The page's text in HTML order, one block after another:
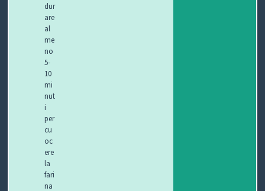
dur
are
al
me
no
5-
10
mi
nut
i
per
cu
oc
ere
la
fari
na